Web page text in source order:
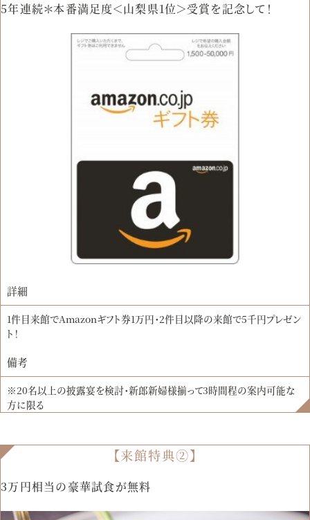
5年連続＊本番満足度＜山梨県1位＞受賞を記念して！
詳細
1件目来館でAmazonギフト券1万円・2件目以降の来館で5千円プレゼン
ト！
備考
※20名以上の披露宴を検討・新郎新婦様揃って3時間程の案内可能な
方に限る
【来館特典②】
3万円相当の豪華試食が無料